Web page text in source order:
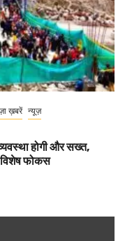
ख़बरें न्यूज़
व्यवस्था होगी और सख्त,
विशेष फोकस